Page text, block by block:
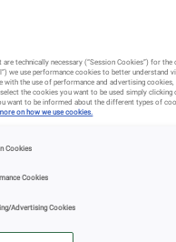
are technically necessary (“Session Cookies”) for
we use performance cookies to better
with the use of performance and advertising
the cookies you want to be used simply
want to be informed about the different types of
on how we use cookies.
Cookies
Cookies
Advertising Cookies